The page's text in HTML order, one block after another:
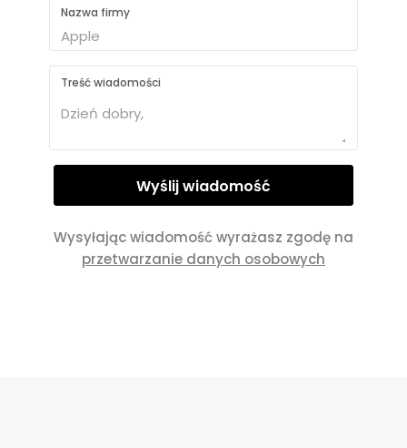
Nazwa firmy
Treść wiadomości
Wysyłając wiadomość wyrażasz zgodę na
przetwarzanie danych osobowych